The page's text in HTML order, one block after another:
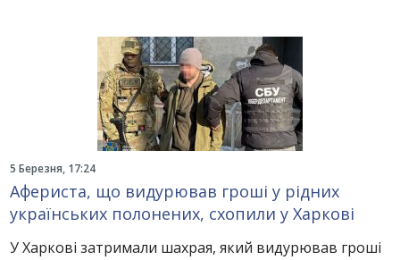
5 Березня, 17:24
Афериста, що видурював гроші у рідних
українських полонених, схопили у Харкові
У Харкові затримали шахрая, який видурював гроші